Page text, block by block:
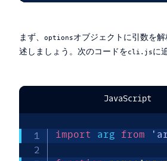
まず、 optionsオブジェクトに引数を
述しましょう。次のコードをcli.jsに
JavaScript
import arg from